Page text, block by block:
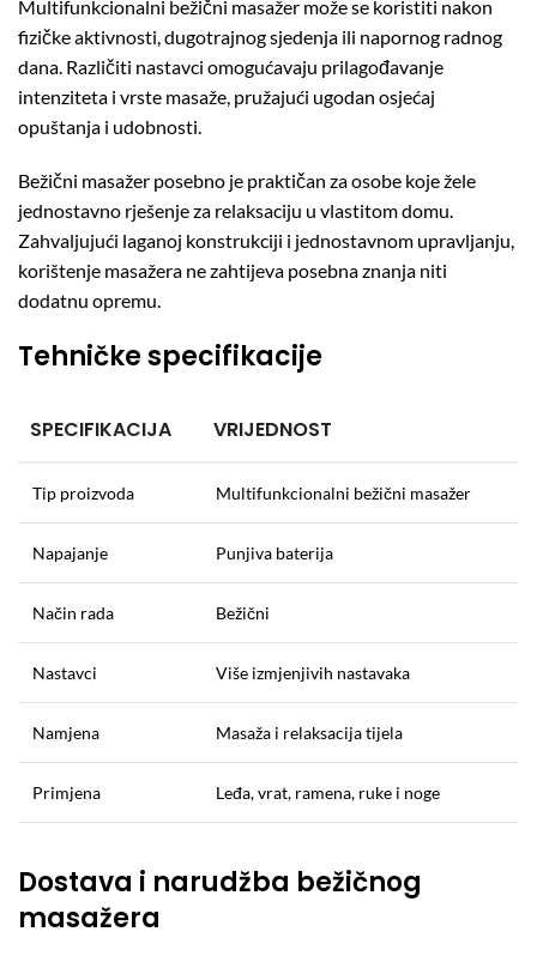
Multifunkcionalni bežični masažer može se koristiti nakon
fizičke aktivnosti, dugotrajnog sjedenja ili napornog radnog
dana. Različiti nastavci omogućavaju prilagođavanje
intenziteta i vrste masaže, pružajući ugodan osjećaj
opuštanja i udobnosti.
Bežični masažer posebno je praktičan za osobe koje žele
jednostavno rješenje za relaksaciju u vlastitom domu.
Zahvaljujući laganoj konstrukciji i jednostavnom upravljanju,
korištenje masažera ne zahtijeva posebna znanja niti
dodatnu opremu.
Tehničke specifikacije
SPECIFIKACIJA VRIJEDNOST
Tip proizvoda Multifunkcionalni bežični masažer
Napajanje Punjiva baterija
Način rada Bežični
Nastavci Više izmjenjivih nastavaka
Namjena Masaža i relaksacija tijela
Primjena Leđa, vrat, ramena, ruke i noge
Dostava i narudžba bežičnog
masažera